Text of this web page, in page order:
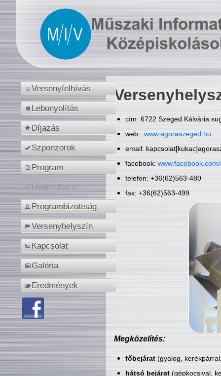
Versenyfelhívás
Lebonyolítás
Díjazás
Szponzorok
Program
Regisztráció
Programbizottság
Versenyhelyszín
Kapcsolat
Galéria
Eredmények
cím: 6722 Szeged Kálvária
web: www.agoraszeged.hu
email:
facebook:
telefon: +36(62)563-480
fax: +36(62)563-499
Megközelítés:
főbejárat(gyalog,
hátsó bejárat(gépkocsival,